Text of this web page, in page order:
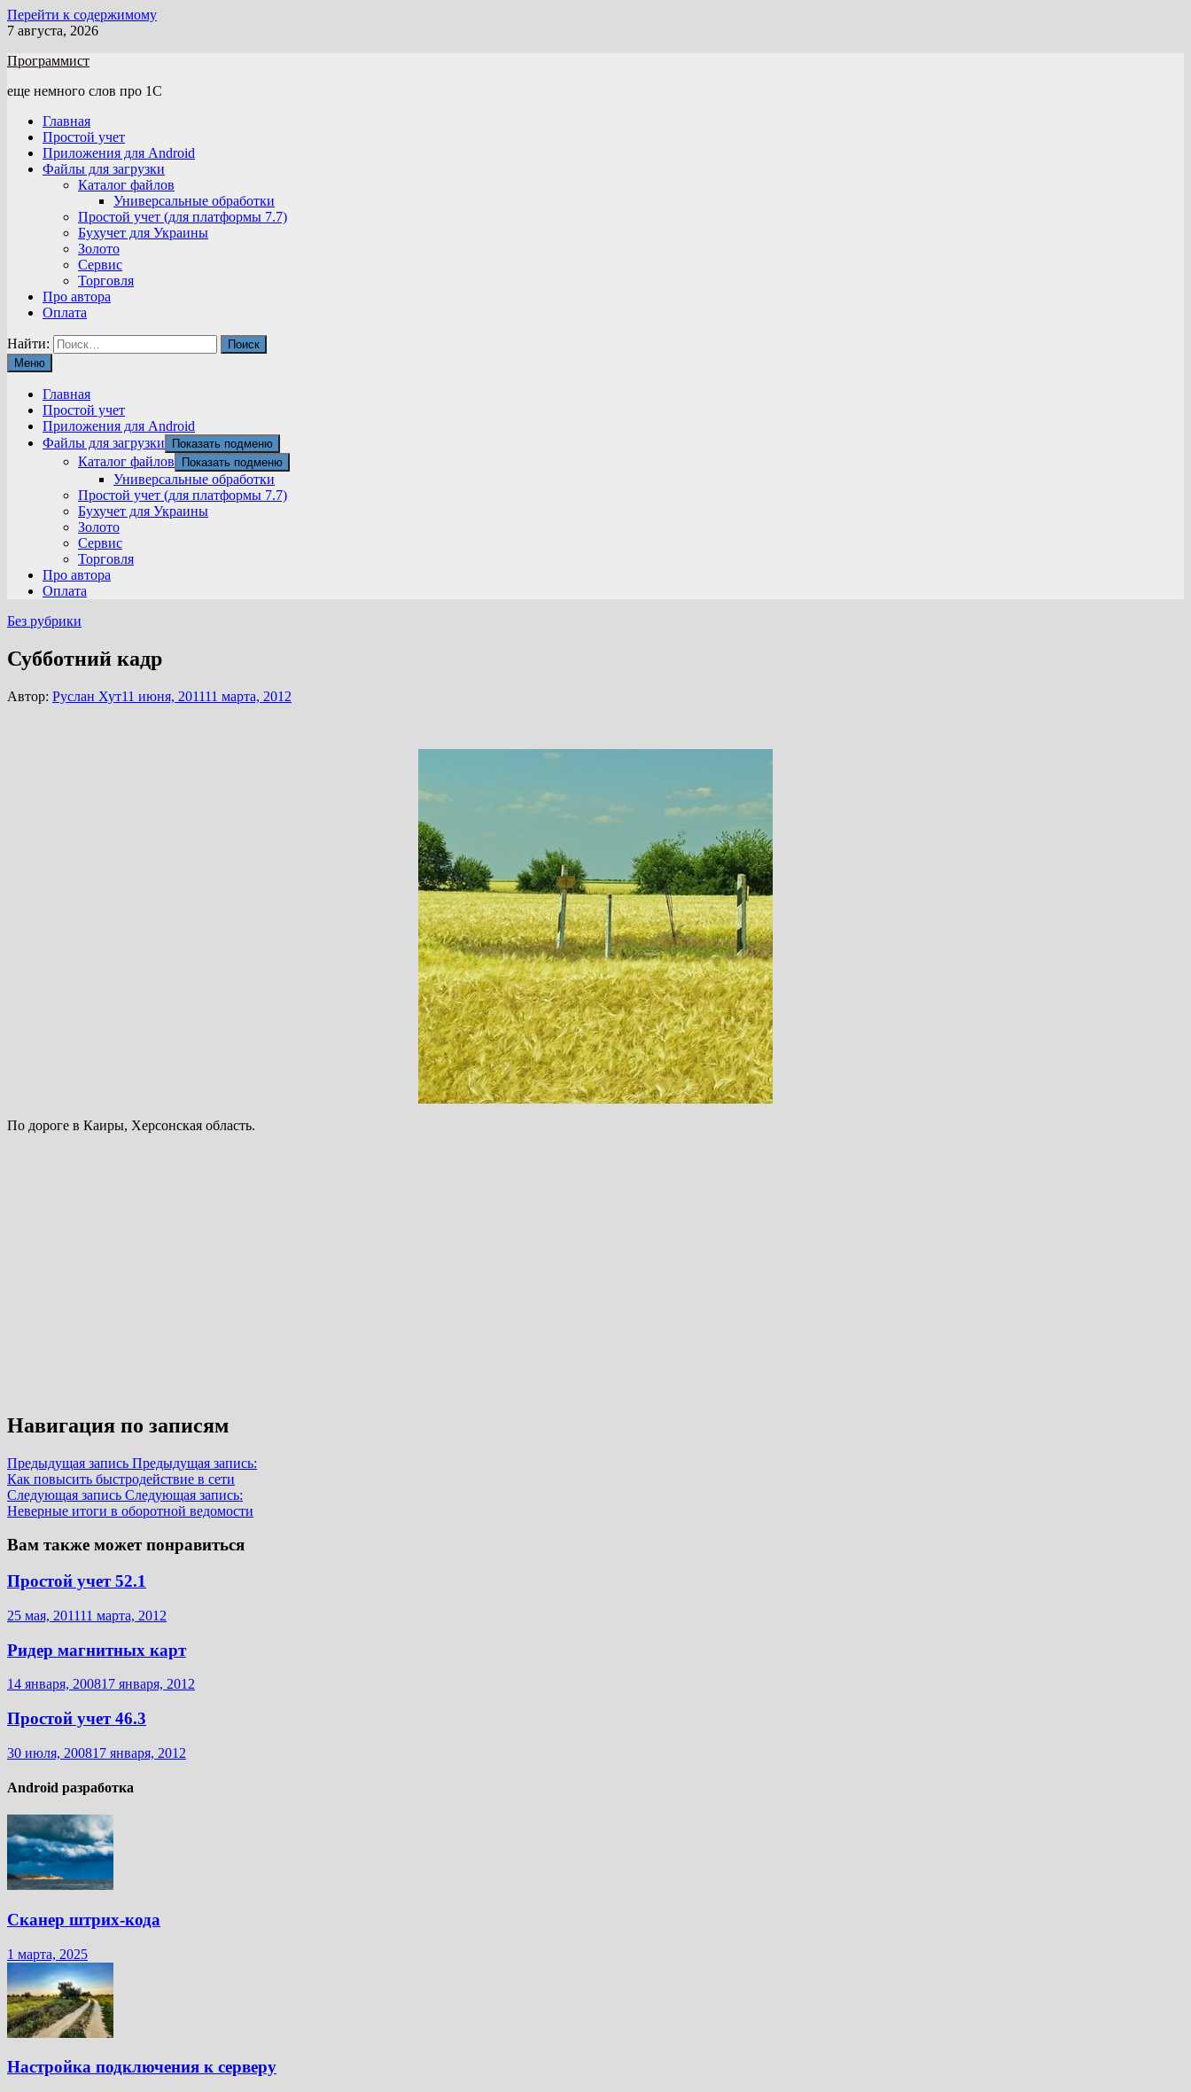
Перейти к содержимому
7 августа, 2026
Программист
еще немного слов про 1С
Главная
Простой учет
Приложения для Android
Файлы для загрузки
Каталог файлов
Универсальные обработки
Простой учет (для платформы 7.7)
Бухучет для Украины
Золото
Сервис
Торговля
Про автора
Оплата
Найти:
Меню
Главная
Простой учет
Приложения для Android
Файлы для загрузки
Показать подменю
Каталог файлов Показать подменю
Универсальные обработки
Простой учет (для платформы 7.7)
Бухучет для Украины
Золото
Сервис
Торговля
Про автора
Оплата
Без рубрики
Субботний кадр
Автор: Руслан Хут11 июня, 201111 марта, 2012
По дороге в Каиры, Херсонская область.
Навигация по записям
Предыдущая запись Предыдущая запись:
Как повысить быстродействие в сети
Следующая запись Следующая запись:
Неверные итоги в оборотной ведомости
Вам также может понравиться
Простой учет 52.1
25 мая, 201111 марта, 2012
Ридер магнитных карт
14 января, 200817 января, 2012
Простой учет 46.3
30 июля, 200817 января, 2012
Android разработка
Сканер штрих-кода
1 марта, 2025
Настройка подключения к серверу